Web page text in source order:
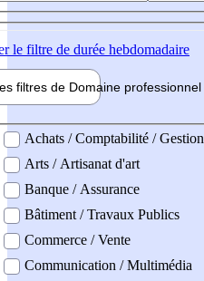
le filtre de durée hebdomadaire
filtres de Domaine professionnel
professionel
Achats / Comptabilité / Gestion
Arts / Artisanat d'art
Banque / Assurance
Bâtiment / Travaux Publics
Commerce / Vente
Communication / Multimédia